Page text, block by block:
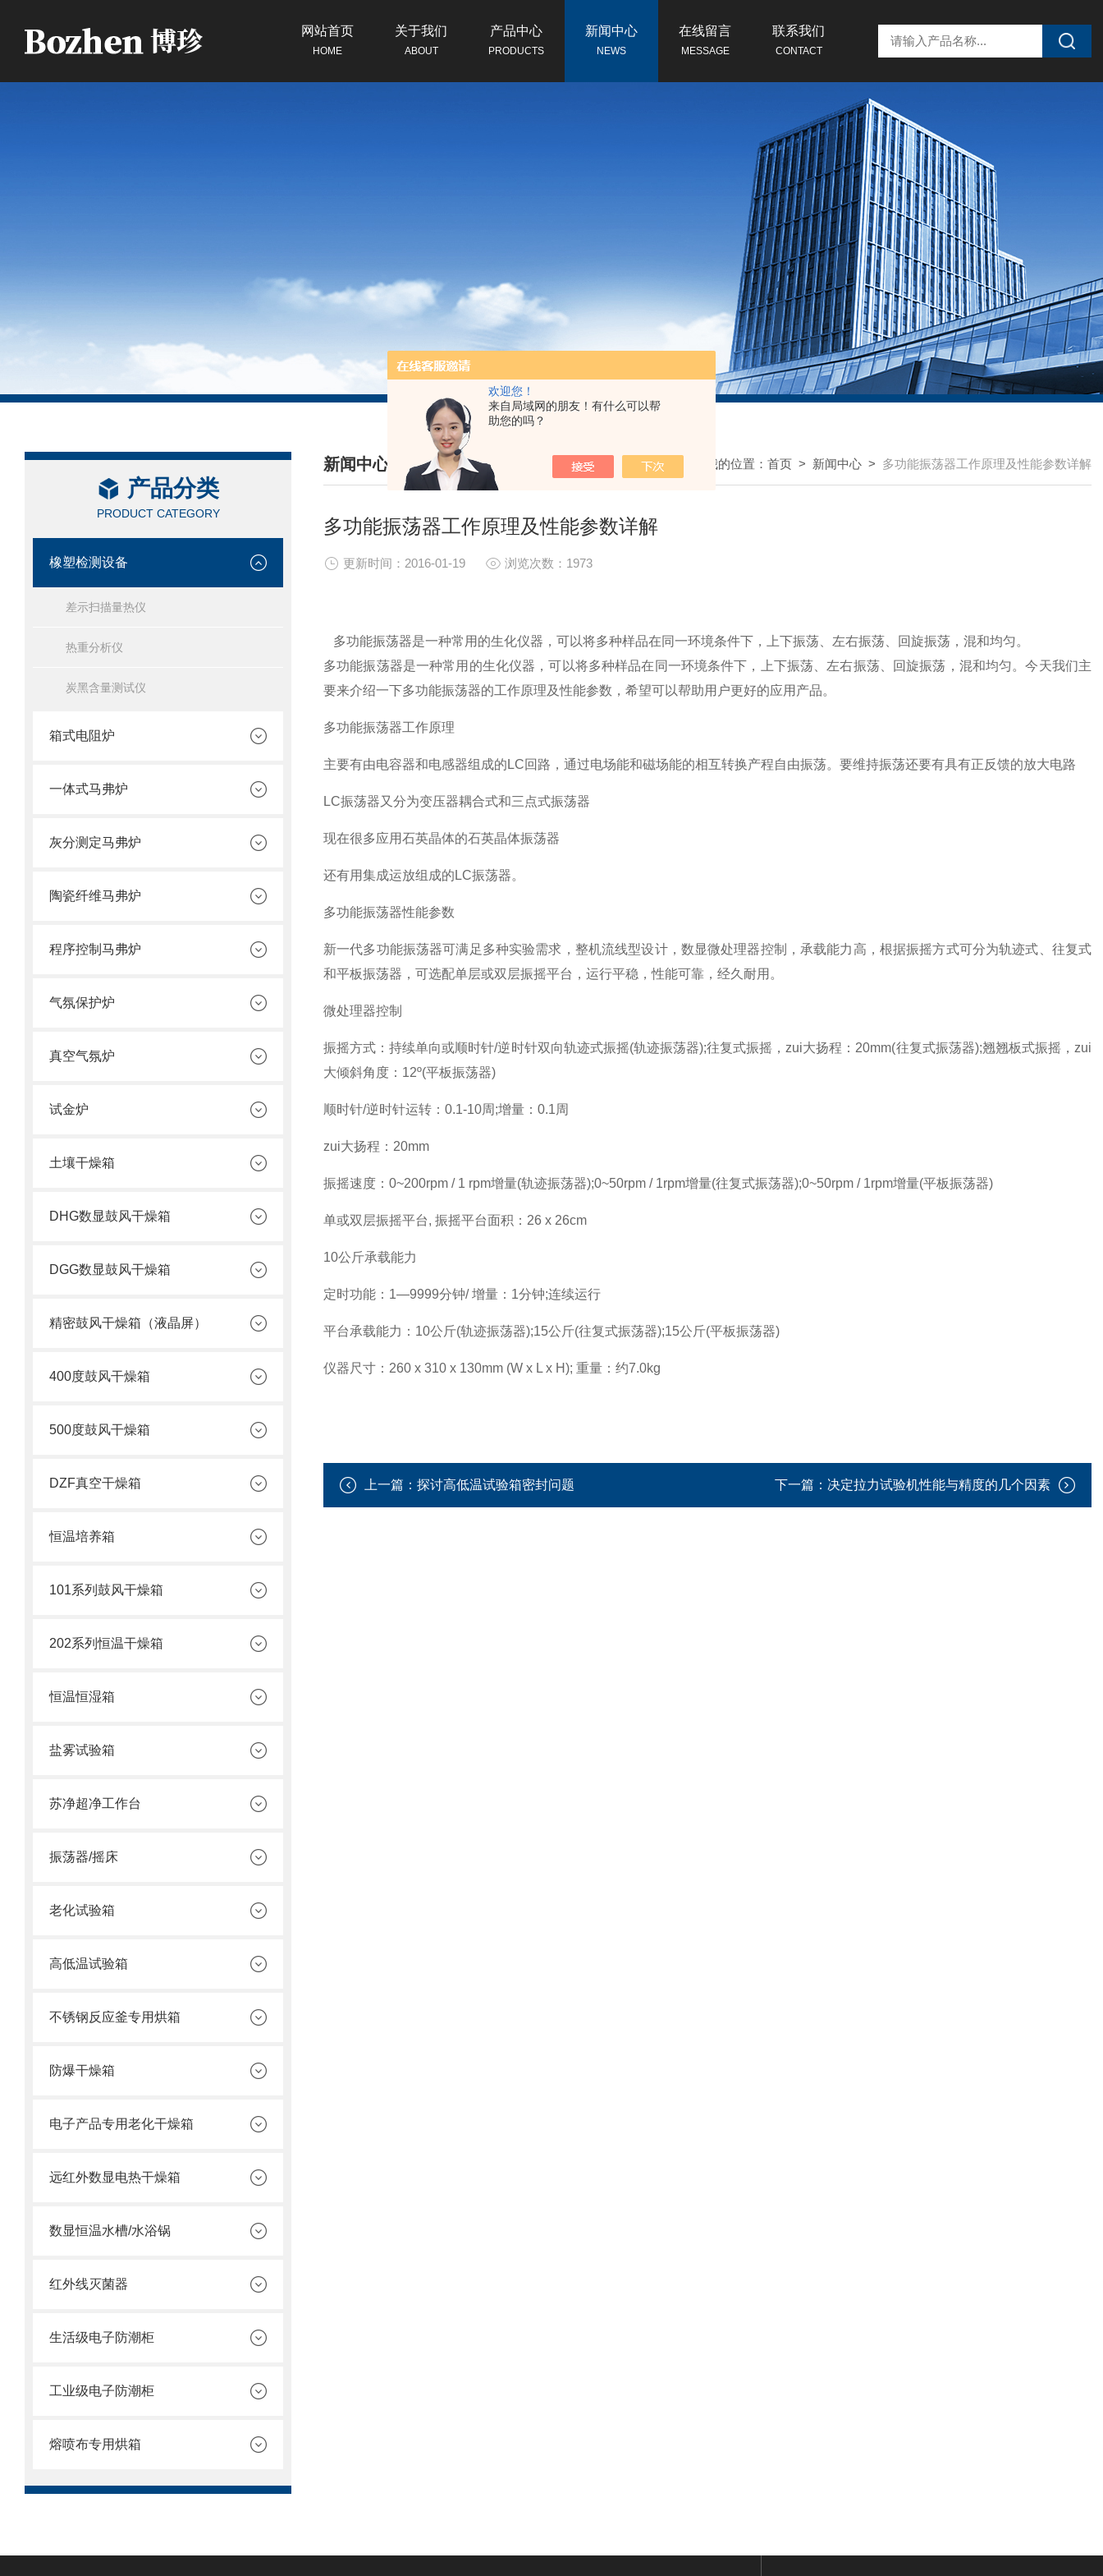
欢迎您！
来自局域网的朋友！有什么可以帮
助您的吗？
网站首页
HOME
关于我们
ABOUT
产品中心
PRODUCTS
新闻中心
NEWS
在线留言
MESSAGE
联系我们
CONTACT
产品分类
PRODUCT CATEGORY
橡塑检测设备
差示扫描量热仪
热重分析仪
炭黑含量测试仪
箱式电阻炉
一体式马弗炉
灰分测定马弗炉
陶瓷纤维马弗炉
程序控制马弗炉
气氛保护炉
真空气氛炉
试金炉
土壤干燥箱
DHG数显鼓风干燥箱
DGG数显鼓风干燥箱
精密鼓风干燥箱（液晶屏）
400度鼓风干燥箱
500度鼓风干燥箱
DZF真空干燥箱
恒温培养箱
101系列鼓风干燥箱
202系列恒温干燥箱
恒温恒湿箱
盐雾试验箱
苏净超净工作台
振荡器/摇床
老化试验箱
高低温试验箱
不锈钢反应釜专用烘箱
防爆干燥箱
电子产品专用老化干燥箱
远红外数显电热干燥箱
数显恒温水槽/水浴锅
红外线灭菌器
生活级电子防潮柜
工业级电子防潮柜
熔喷布专用烘箱
新闻中心
/ NEWS CENTER
我的位置： 首页 > 新闻中心 > 多功能振荡器工作原理及性能参数详解
多功能振荡器工作原理及性能参数详解
更新时间：2016-01-19 浏览次数：1973
多功能振荡器是一种常用的生化仪器，可以将多种样品在同一环境条件下，上下振荡、左右振荡、回旋振荡，混和均匀。
多功能振荡器是一种常用的生化仪器，可以将多种样品在同一环境条件下，上下振荡、左右振荡、回旋振荡，混和均匀。今天我们主
要来介绍一下多功能振荡器的工作原理及性能参数，希望可以帮助用户更好的应用产品。
多功能振荡器工作原理
主要有由电容器和电感器组成的LC回路，通过电场能和磁场能的相互转换产程自由振荡。要维持振荡还要有具有正反馈的放大电路
LC振荡器又分为变压器耦合式和三点式振荡器
现在很多应用石英晶体的石英晶体振荡器
还有用集成运放组成的LC振荡器。
多功能振荡器性能参数
新一代多功能振荡器可满足多种实验需求，整机流线型设计，数显微处理器控制，承载能力高，根据振摇方式可分为轨迹式、往复式
和平板振荡器，可选配单层或双层振摇平台，运行平稳，性能可靠，经久耐用。
微处理器控制
振摇方式：持续单向或顺时针/逆时针双向轨迹式振摇(轨迹振荡器);往复式振摇，zui大扬程：20mm(往复式振荡器);翘翘板式振摇，zui
大倾斜角度：12º(平板振荡器)
顺时针/逆时针运转：0.1-10周;增量：0.1周
zui大扬程：20mm
振摇速度：0~200rpm / 1 rpm增量(轨迹振荡器);0~50rpm / 1rpm增量(往复式振荡器);0~50rpm / 1rpm增量(平板振荡器)
单或双层振摇平台, 振摇平台面积：26 x 26cm
10公斤承载能力
定时功能：1—9999分钟/ 增量：1分钟;连续运行
平台承载能力：10公斤(轨迹振荡器);15公斤(往复式振荡器);15公斤(平板振荡器)
仪器尺寸：260 x 310 x 130mm (W x L x H); 重量：约7.0kg
上一篇： 探讨高低温试验箱密封问题 下一篇： 决定拉力试验机性能与精度的几个因素